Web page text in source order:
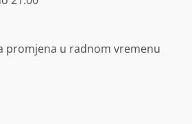
promjena u radnom vremenu